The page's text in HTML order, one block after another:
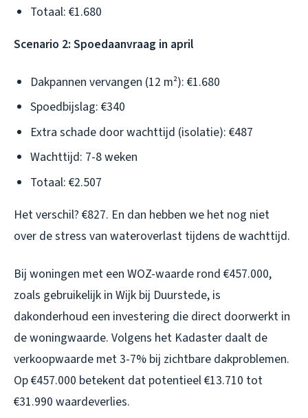
Totaal: €1.680
Scenario 2: Spoedaanvraag in april
Dakpannen vervangen (12 m²): €1.680
Spoedbijslag: €340
Extra schade door wachttijd (isolatie): €487
Wachttijd: 7-8 weken
Totaal: €2.507
Het verschil? €827. En dan hebben we het nog niet
over de stress van wateroverlast tijdens de wachttijd.
Bij woningen met een WOZ-waarde rond €457.000,
zoals gebruikelijk in Wijk bij Duurstede, is
dakonderhoud een investering die direct doorwerkt in
de woningwaarde. Volgens het Kadaster daalt de
verkoopwaarde met 3-7% bij zichtbare dakproblemen.
Op €457.000 betekent dat potentieel €13.710 tot
€31.990 waardeverlies.